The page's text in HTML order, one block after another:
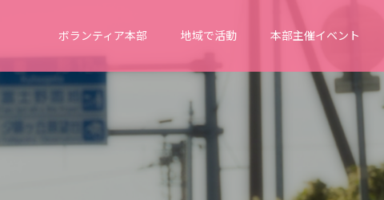
ボランティア本部 地域で活動 本部主催イベント